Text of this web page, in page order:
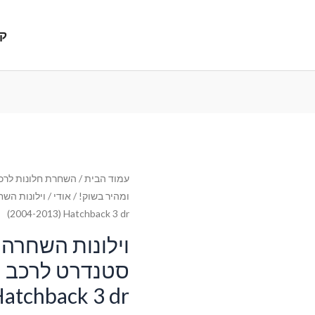
עמוד הבית/ השחרת חלונות
ומהיר בשוק! / אודי
(2004-2013) Hatchback 3 dr
וילונות
3 dr